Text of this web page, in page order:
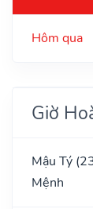
Hôm qua
Giờ
Mậu Tý
Mệnh